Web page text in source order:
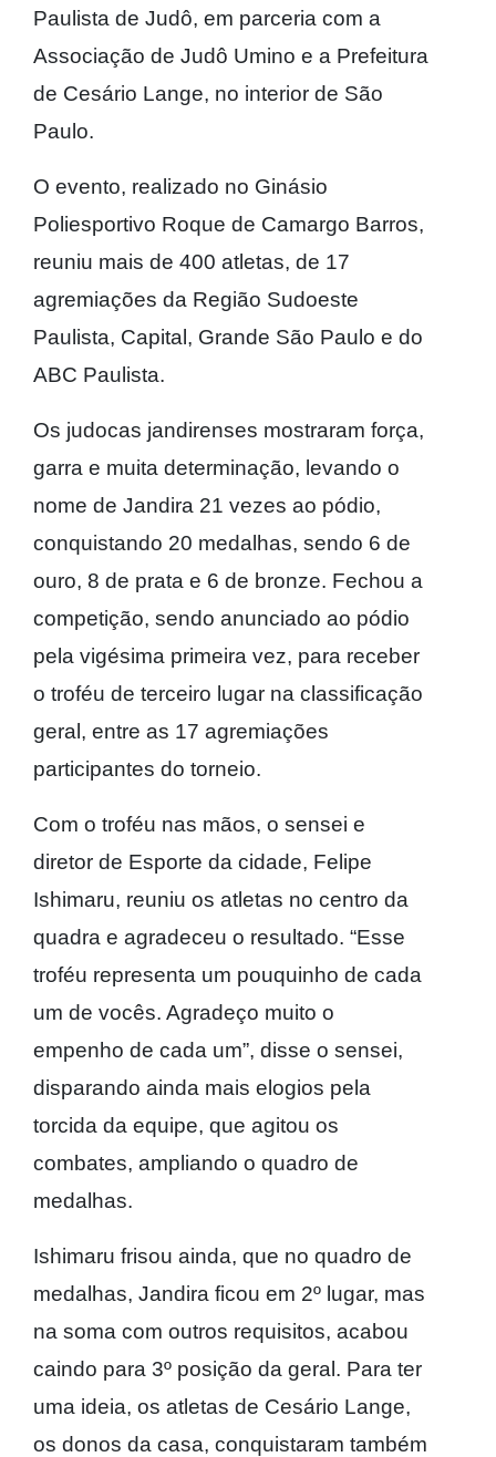
Paulista de Judô, em parceria com a
Associação de Judô Umino e a Prefeitura
de Cesário Lange, no interior de São
Paulo.
O evento, realizado no Ginásio
Poliesportivo Roque de Camargo Barros,
reuniu mais de 400 atletas, de 17
agremiações da Região Sudoeste
Paulista, Capital, Grande São Paulo e do
ABC Paulista.
Os judocas jandirenses mostraram força,
garra e muita determinação, levando o
nome de Jandira 21 vezes ao pódio,
conquistando 20 medalhas, sendo 6 de
ouro, 8 de prata e 6 de bronze. Fechou a
competição, sendo anunciado ao pódio
pela vigésima primeira vez, para receber
o troféu de terceiro lugar na classificação
geral, entre as 17 agremiações
participantes do torneio.
Com o troféu nas mãos, o sensei e
diretor de Esporte da cidade, Felipe
Ishimaru, reuniu os atletas no centro da
quadra e agradeceu o resultado. “Esse
troféu representa um pouquinho de cada
um de vocês. Agradeço muito o
empenho de cada um”, disse o sensei,
disparando ainda mais elogios pela
torcida da equipe, que agitou os
combates, ampliando o quadro de
medalhas.
Ishimaru frisou ainda, que no quadro de
medalhas, Jandira ficou em 2º lugar, mas
na soma com outros requisitos, acabou
caindo para 3º posição da geral. Para ter
uma ideia, os atletas de Cesário Lange,
os donos da casa, conquistaram também